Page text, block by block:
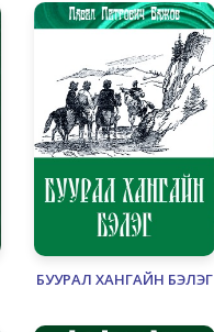
БУУРАЛ ХАНГАЙН БЭЛЭГ